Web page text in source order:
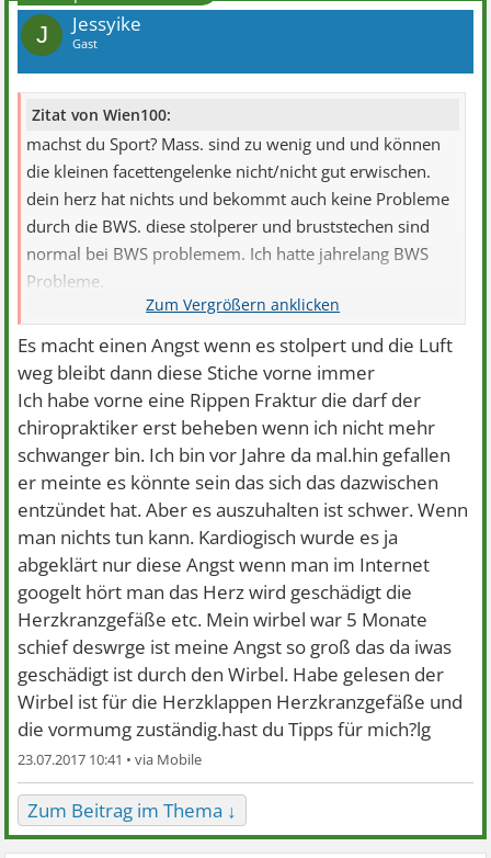
J Jessyike
Gast
Zitat von Wien100:
machst du Sport? Mass. sind zu wenig und und können
die kleinen facettengelenke nicht/nicht gut erwischen.
dein herz hat nichts und bekommt auch keine Probleme
durch die BWS. diese stolperer und bruststechen sind
normal bei BWS problemem. Ich hatte jahrelang BWS
Probleme.
Du zählst nur passive Bewegungsformen auf, die helfen
nur begrenzt und nur akut wenn überhaupt.
Es macht einen Angst wenn es stolpert und die Luft
weg bleibt dann diese Stiche vorne immer
Ich habe vorne eine Rippen Fraktur die darf der
chiropraktiker erst beheben wenn ich nicht mehr
schwanger bin. Ich bin vor Jahre da mal.hin gefallen
er meinte es könnte sein das sich das dazwischen
entzündet hat. Aber es auszuhalten ist schwer. Wenn
man nichts tun kann. Kardiogisch wurde es ja
abgeklärt nur diese Angst wenn man im Internet
googelt hört man das Herz wird geschädigt die
Herzkranzgefäße etc. Mein wirbel war 5 Monate
schief deswrge ist meine Angst so groß das da iwas
geschädigt ist durch den Wirbel. Habe gelesen der
Wirbel ist für die Herzklappen Herzkranzgefäße und
die vormumg zuständig.hast du Tipps für mich?lg
23.07.2017 10:41 •
Zum Beitrag im Thema ↓